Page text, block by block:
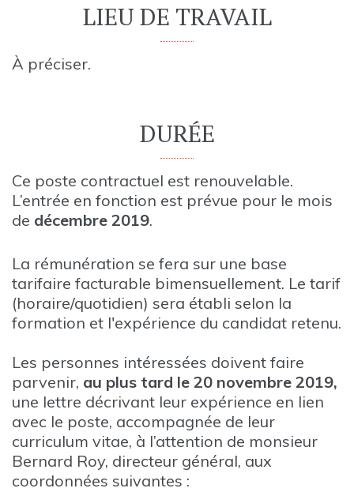
LIEU DE TRAVAIL
À préciser.
DURÉE
Ce poste contractuel est renouvelable.
L’entrée en fonction est prévue pour le mois
de décembre 2019.
La rémunération se fera sur une base
tarifaire facturable bimensuellement. Le tarif
(horaire/quotidien) sera établi selon la
formation et l'expérience du candidat retenu.
Les personnes intéressées doivent faire
parvenir, au plus tard le 20 novembre 2019,
une lettre décrivant leur expérience en lien
avec le poste, accompagnée de leur
curriculum vitae, à l’attention de monsieur
Bernard Roy, directeur général, aux
coordonnées suivantes :